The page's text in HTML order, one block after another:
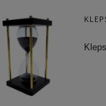
PIŁKA SKÓRZANA